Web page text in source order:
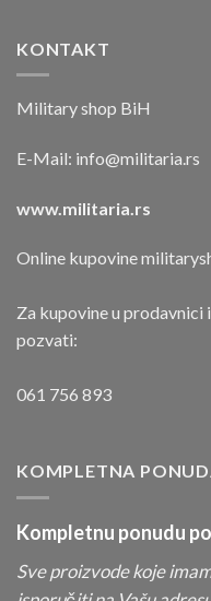
KONTAKT
Military shop BiH
E-Mail: info@militaria.rs
www.militaria.rs
Online kupovine
Za kupovine u prodavnici
pozvati:
061 756 893
KOMPLETNA
Kompletnu ponudu
Sve proizvode koje